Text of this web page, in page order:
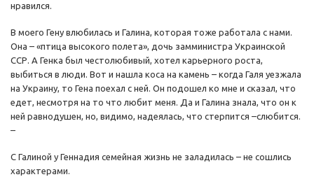
нравился.
В моего Гену влюбилась и Галина, которая тоже работала с нами.
Она – «птица высокого полета», дочь замминистра Украинской
ССР. А Генка был честолюбивый, хотел карьерного роста,
выбиться в люди. Вот и нашла коса на камень – когда Галя уезжала
на Украину, то Гена поехал с ней. Он подошел ко мне и сказал, что
едет, несмотря на то что любит меня. Да и Галина знала, что он к
ней равнодушен, но, видимо, надеялась, что стерпится –слюбится.
–
С Галиной у Геннадия семейная жизнь не заладилась – не сошлись
характерами.